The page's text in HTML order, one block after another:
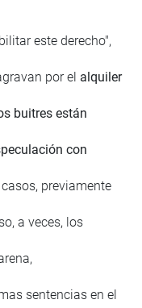
este derecho",
por el alquiler
buitres están
con
previamente
a veces, los
sentencias en el